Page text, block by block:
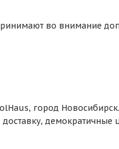
во внимание
город Новосибирск.